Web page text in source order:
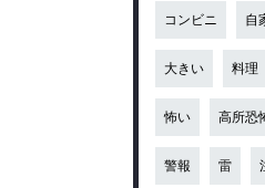
コンビニ 自
大きい 料理
怖い 高所恐
警報 雷